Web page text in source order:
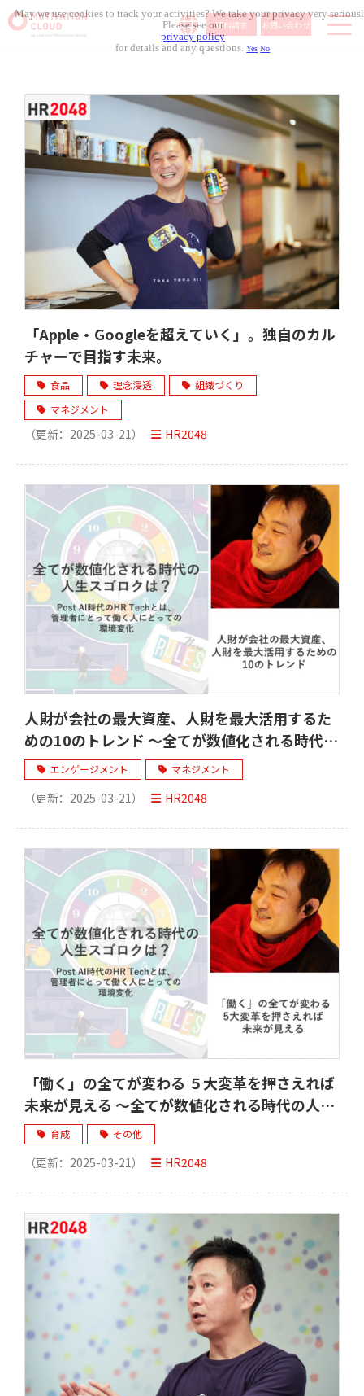
資料請求 お問い合わせ
導入事例
料金体系
無料セミナー
お役立ち資料
コラム記事
組織人事メディア
「Apple・Googleを超えていく」。独自のカル
チャーで目指す未来。
食品 理念浸透
組織づくり
マネジメント
（更新： 2025-03-21） HR2048
人財が会社の最大資産、人財を最大活用するた
めの10のトレンド ～全てが数値化される時代の
人生スゴロクは？ ーPost AI時代のHR Techと
は、管理者にとって働く人にとっての環境変化
～
エンゲージメント マネジメント
（更新： 2025-03-21） HR2048
「働く」の全てが変わる ５大変革を押さえれば
未来が見える ～全てが数値化される時代の人生
スゴロクは？ ーPost AI時代のHR Techとは、
管理者にとって働く人にとっての環境変化～
育成 その他
（更新： 2025-03-21） HR2048
May we use cookies to track your activities? We take your privacy very
Please see our
privacy policy
for details and any questions.Yes No